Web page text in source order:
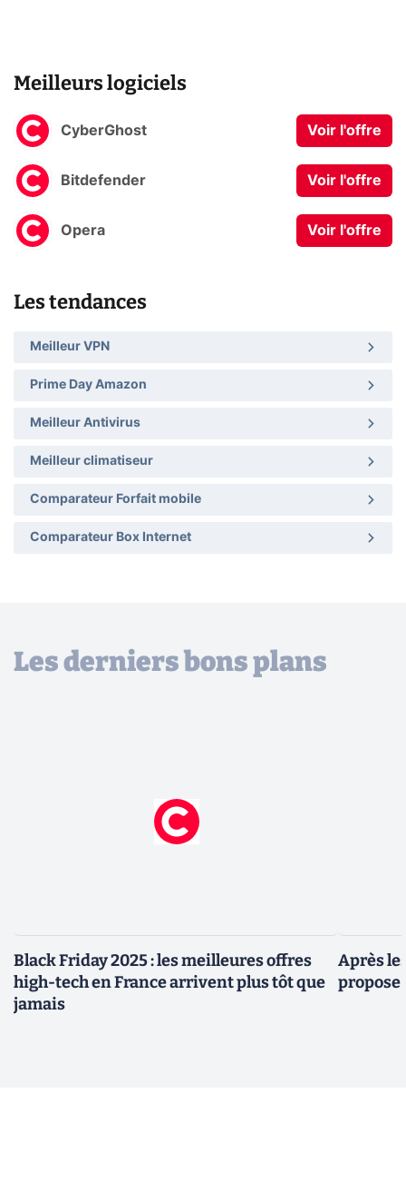
Meilleurs logiciels
CyberGhost Voir l'offre
Bitdefender Voir l'offre
Opera Voir l'offre
Les tendances
Meilleur VPN
Prime Day Amazon
Meilleur Antivirus
Meilleur climatiseur
Comparateur Forfait mobile
Comparateur Box Internet
Les derniers bons plans
Black Friday 2025 : les meilleures offres
high-tech en France arrivent plus tôt que
jamais
Après
propose